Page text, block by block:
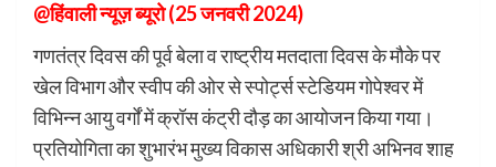
@हिंवाली न्यूज़ ब्यूरो (25 जनवरी 2024)
गणतंत्र दिवस की पूर्व बेला व राष्ट्रीय मतदाता दिवस के मौके पर
खेल विभाग और स्वीप की ओर से स्पोर्ट्स स्टेडियम गोपेश्वर में
विभिन्न आयु वर्गों में क्रॉस कंट्री दौड़ का आयोजन किया गया।
प्रतियोगिता का शुभारंभ मुख्य विकास अधिकारी श्री अभिनव शाह